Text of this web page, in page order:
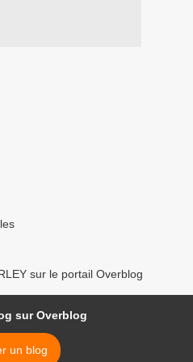
sur le portail Overblog
sur Overblog
un blog